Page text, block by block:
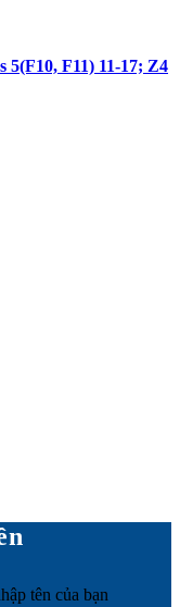
5(F10, F11) 11-17; Z4
tên của bạn